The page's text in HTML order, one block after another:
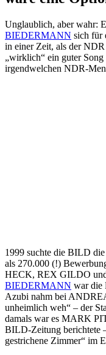
Unglaublich, aber wahr:
BIEDERMANN sich für
in einer Zeit, als der
„wirklich“ ein guter
irgendwelchen NDR-
1999 suchte die BILD
als 270.000 (!)
HECK, REX GILDO
BIEDERMANN war die
Azubi nahm bei
unheimlich weh“ – der
damals war es MARK
BILD-Zeitung berichtete
gestrichene Zimmer“ im